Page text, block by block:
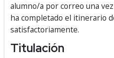
alumno/a por correo una
ha completado el itinerario
satisfactoriamente.
Titulación